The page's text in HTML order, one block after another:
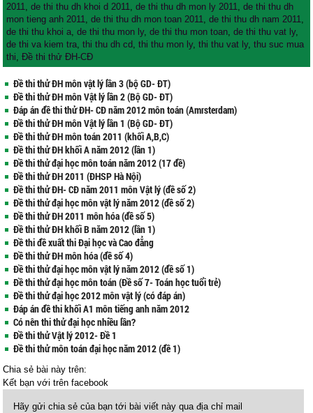
2011,de thi thu dh khoi d 2011,de thi thu dh mon ly 2011,de thi thu dh
mon tieng anh 2011,de thi thu dh mon toan 2011,de thi thu dh nam 2011,
de thi thu khoi a,de thi thu mon ly,de thi thu mon toan,de thi thu vat ly,
de thi va kiem tra,thi thu dh cd,thi thu mon ly,thi thu vat ly,thu suc mua
thi,Đề thi thử ĐH-CĐ
Đề thi thử ĐH môn vật lý lần 3 (bộ GD- ĐT)
Đề thi thử ĐH môn Vật lý lần 2 (Bộ GD- ĐT)
Đáp án đề thi thử ĐH- CĐ năm 2012 môn toán (Amrsterdam)
Đề thi thử ĐH môn Vật lý lần 1 (Bộ GD- ĐT)
Đề thi thử ĐH môn toán 2011 (khối A,B,C)
Đề thi thử ĐH khối A năm 2012 (lần 1)
Đề thi thử đại học môn toán năm 2012 (17 đề)
Đề thi thử ĐH 2011 (ĐHSP Hà Nội)
Đề thi thử ĐH- CĐ năm 2011 môn Vật lý (đề số 2)
Đề thi thử đại học môn vật lý năm 2012 (đề số 2)
Đề thi thử ĐH 2011 môn hóa (đề số 5)
Đề thi thử ĐH khối B năm 2012 (lần 1)
Đề thi đề xuất thi Đại học và Cao đẳng
Đề thi thử ĐH môn hóa (đề số 4)
Đề thi thử đại học môn vật lý năm 2012 (đề số 1)
Đề thi thử đại học môn toán (Đề số 7- Toán học tuổi trẻ)
Đề thi thử đại học 2012 môn vật lý (có đáp án)
Đáp án đề thi khối A1 môn tiếng anh năm 2012
Có nên thi thử đại học nhiều lần?
Đề thi thử Vật lý 2012- Đề 1
Đề thi thử môn toán đại học năm 2012 (đề 1)
Chia sẻ bài này trên:
Kết bạn vớitrên facebook
Hãy gửi chia sẻ của bạn tới bài viết này qua địa chỉ mail